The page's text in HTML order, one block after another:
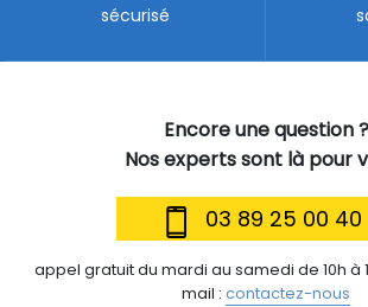
Encore une question ?
Nos experts sont là pour
03 89 25 00 40
appel gratuit du mardi au samedi de 10h à
mail : contactez-nous
sécurisé